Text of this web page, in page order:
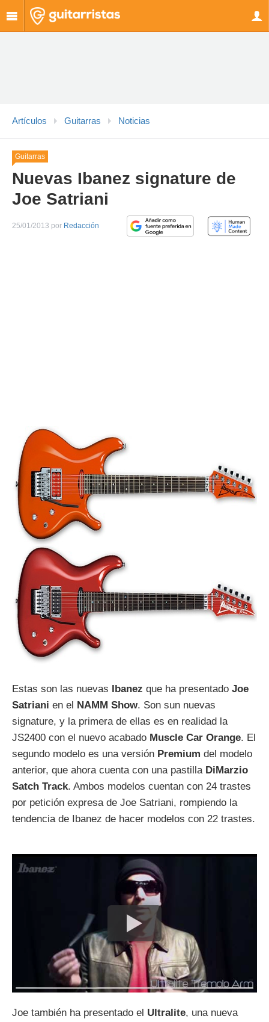
Artículos Guitarras Noticias
Guitarras
Nuevas Ibanez signature de
Joe Satriani
25/01/2013 por Redacción
Estas son las nuevas Ibanez que ha presentado Joe
Satriani en el NAMM Show. Son sun nuevas
signature, y la primera de ellas es en realidad la
JS2400 con el nuevo acabado Muscle Car Orange. El
segundo modelo es una versión Premium del modelo
anterior, que ahora cuenta con una pastilla DiMarzio
Satch Track. Ambos modelos cuentan con 24 trastes
por petición expresa de Joe Satriani, rompiendo la
tendencia de Ibanez de hacer modelos con 22 trastes.
Joe también ha presentado el Ultralite, una nueva